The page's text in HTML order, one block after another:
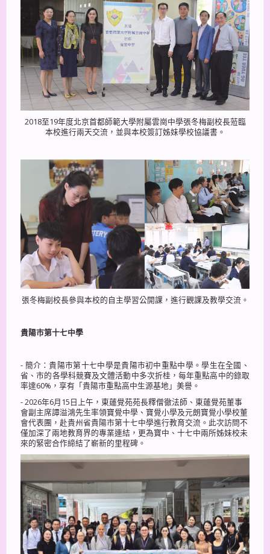
2018至19年度北京首都師範大學附屬雲崗中學張冬梅副校長蒞臨
本校進行兩天交流，並與本校簽訂姊妹學校協議書。
張冬梅副校長參與本校的自主學習公開課，進行觀課及教學交流。
貴陽巿第十七中學
- 簡介：貴陽巿第十七中學是貴陽市初中重點中學。學生在全國、
省、市的各學科競賽及文體活動中多次折桂，每年重點高中的錄取
率達60%，享有「貴陽市重點高中生源基地」美譽。
- 2026年6月15日上午，東蓮覺苑苑長釋僧徹法師、東蓮覺苑董事
會副主席譚溢鴻先生率領寶覺中學、寶覺小學及元朗寶覺小學校董
會代表團，赴貴州省貴陽市第十七中學進行教育交流。此次訪問不
僅加深了兩地教育界的專業連結，更為寶中、十七中兩所姊妹校未
來的緊密合作締結了嶄新的里程碑。